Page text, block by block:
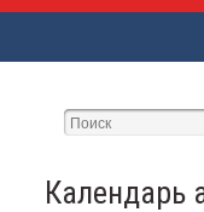
Календарь